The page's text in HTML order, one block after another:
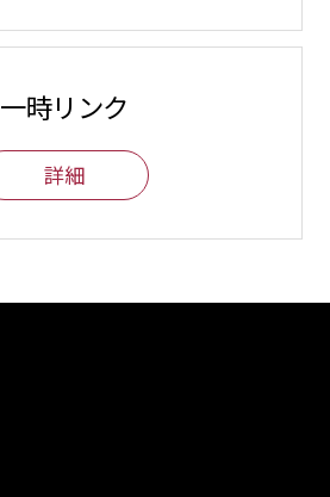
一時リンク
詳細